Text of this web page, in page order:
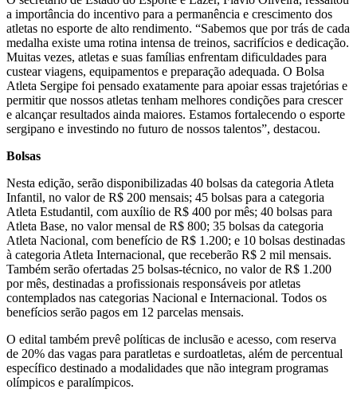
a importância do incentivo para a permanência e crescimento dos
atletas no esporte de alto rendimento. “Sabemos que por trás de cada
medalha existe uma rotina intensa de treinos, sacrifícios e dedicação.
Muitas vezes, atletas e suas famílias enfrentam dificuldades para
custear viagens, equipamentos e preparação adequada. O Bolsa
Atleta Sergipe foi pensado exatamente para apoiar essas trajetórias e
permitir que nossos atletas tenham melhores condições para crescer
e alcançar resultados ainda maiores. Estamos fortalecendo o esporte
sergipano e investindo no futuro de nossos talentos”, destacou.
Bolsas
Nesta edição, serão disponibilizadas 40 bolsas da categoria Atleta
Infantil, no valor de R$ 200 mensais; 45 bolsas para a categoria
Atleta Estudantil, com auxílio de R$ 400 por mês; 40 bolsas para
Atleta Base, no valor mensal de R$ 800; 35 bolsas da categoria
Atleta Nacional, com benefício de R$ 1.200; e 10 bolsas destinadas
à categoria Atleta Internacional, que receberão R$ 2 mil mensais.
Também serão ofertadas 25 bolsas-técnico, no valor de R$ 1.200
por mês, destinadas a profissionais responsáveis por atletas
contemplados nas categorias Nacional e Internacional. Todos os
benefícios serão pagos em 12 parcelas mensais.
O edital também prevê políticas de inclusão e acesso, com reserva
de 20% das vagas para paratletas e surdoatletas, além de percentual
específico destinado a modalidades que não integram programas
olímpicos e paralímpicos.